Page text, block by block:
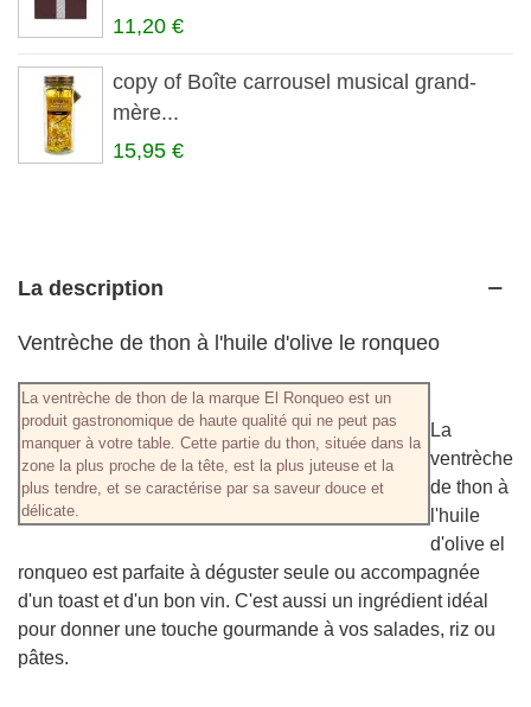
11,20 €
copy of Boîte carrousel musical grand-
mère...
15,95 €
La description
Ventrèche de thon à l'huile d'olive le ronqueo
La ventrèche de thon de la marque El Ronqueo est un
produit gastronomique de haute qualité qui ne peut pas
manquer à votre table. Cette partie du thon, située dans la
zone la plus proche de la tête, est la plus juteuse et la
plus tendre, et se caractérise par sa saveur douce et
délicate.
La
ventrèche
de thon à
l'huile
d'olive el
ronqueo est parfaite à déguster seule ou accompagnée
d'un toast et d'un bon vin. C'est aussi un ingrédient idéal
pour donner une touche gourmande à vos salades, riz ou
pâtes.